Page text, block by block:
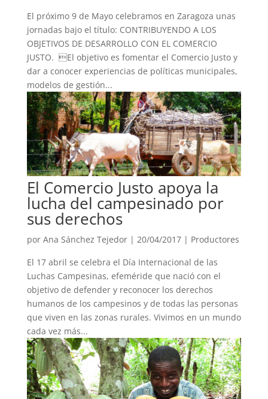
El próximo 9 de Mayo celebramos en Zaragoza unas
jornadas bajo el título: CONTRIBUYENDO A LOS
OBJETIVOS DE DESARROLLO CON EL COMERCIO
JUSTO. El objetivo es fomentar el Comercio Justo y
dar a conocer experiencias de políticas municipales,
modelos de gestión...
El Comercio Justo apoya la
lucha del campesinado por
sus derechos
por Ana Sánchez Tejedor| 20/04/2017 | Productores
El 17 abril se celebra el Día Internacional de las
Luchas Campesinas, efeméride que nació con el
objetivo de defender y reconocer los derechos
humanos de los campesinos y de todas las personas
que viven en las zonas rurales. Vivimos en un mundo
cada vez más...